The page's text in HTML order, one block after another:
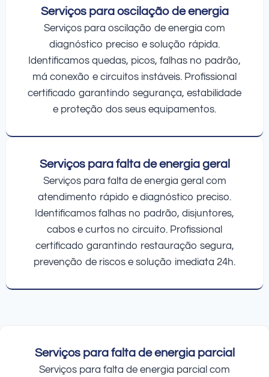
Serviços para oscilação de energia
Serviços para oscilação de energia com
diagnóstico preciso e solução rápida.
Identificamos quedas, picos, falhas no padrão,
má conexão e circuitos instáveis. Profissional
certificado garantindo segurança, estabilidade
e proteção dos seus equipamentos.
Serviços para falta de energia geral
Serviços para falta de energia geral com
atendimento rápido e diagnóstico preciso.
Identificamos falhas no padrão, disjuntores,
cabos e curtos no circuito. Profissional
certificado garantindo restauração segura,
prevenção de riscos e solução imediata 24h.
Serviços para falta de energia parcial
Serviços para falta de energia parcial com